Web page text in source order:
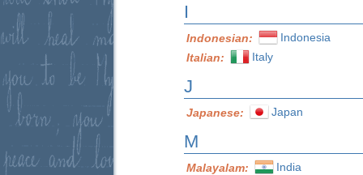
I
Indonesian:
Indonesia
Italian:
Italy
J
Japanese: Japan
M
Malayalam:
India